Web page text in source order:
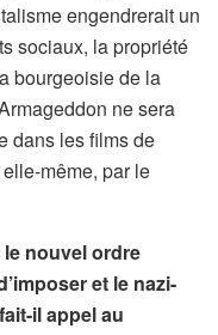
engendrerait un
sociaux, la propriété
bourgeoisie de la
ne sera
dans les films de
même, par le
nouvel ordre
et le nazi-
il appel au